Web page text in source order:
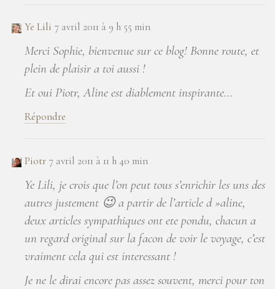
Ye Lili 7 avril 2011 à 9 h 55 min
Merci Sophie, bienvenue sur ce blog! Bonne route, et
plein de plaisir a toi aussi !
Et oui Piotr, Aline est diablement inspirante…
Répondre
Piotr 7 avril 2011 à 11 h 40 min
Ye Lili, je crois que l’on peut tous s’enrichir les uns des
autres justement 😉 a partir de l’article d »aline,
deux articles sympathiques ont ete pondu, chacun a
un regard original sur la facon de voir le voyage, c’est
vraiment cela qui est interessant !
Je ne le dirai encore pas assez souvent, merci pour ton